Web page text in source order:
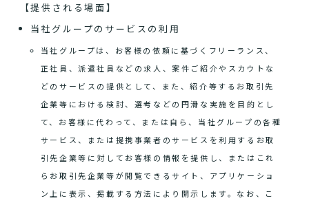
【提供される場面】
当社グループのサービスの利用
当社グループは、お客様の依頼に基づくフリーランス、
正社員、派遣社員などの求人、案件ご紹介やスカウトな
どのサービスの提供として、また、紹介等するお取引先
企業等における検討、選考などの円滑な実施を目的とし
て、お客様に代わって、または自ら、当社グループの各種
サービス、または提携事業者のサービスを利用するお取
引先企業等に対してお客様の情報を提供し、またはこれ
らお取引先企業等が閲覧できるサイト、アプリケーショ
ン上に表示、掲載する方法により開示します。なお、こ